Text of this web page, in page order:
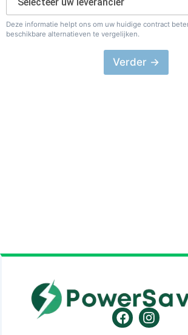
Deze informatie helpt ons om uw huidige contract
beschikbare alternatieven te vergelijken.
Verder →
Facebook